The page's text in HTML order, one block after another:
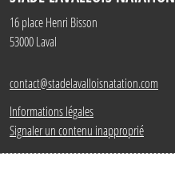
16 place Henri Bisson
53000Laval
contact@stadelavalloisnatation.com
Informations légales
Signaler un contenu inapproprié